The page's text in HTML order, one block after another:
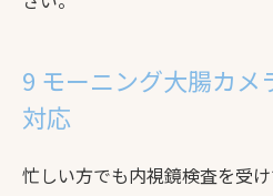
9 モーニング大腸カメ
対応
忙しい方でも内視鏡検査を受